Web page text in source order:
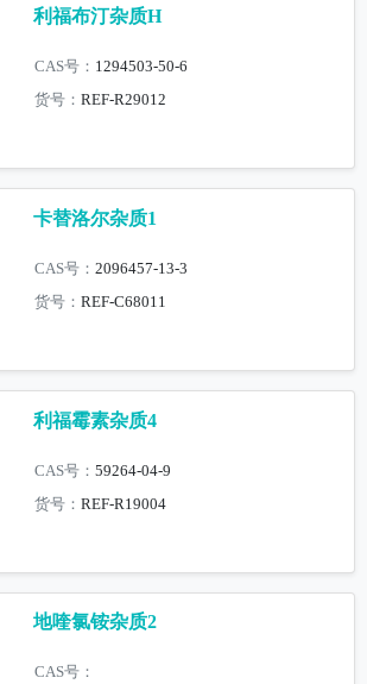
利福布汀杂质H
CAS号： 1294503-50-6
货号：REF-R29012
卡替洛尔杂质1
CAS号：2096457-13-3
货号：REF-C68011
利福霉素杂质4
CAS号：59264-04-9
货号：REF-R19004
地喹氯铵杂质2
CAS号：